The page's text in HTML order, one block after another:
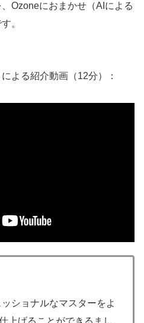
Ozoneにおまかせ（AIによる
。
よる紹介動画（12分）：
ショナルなマスターをよ